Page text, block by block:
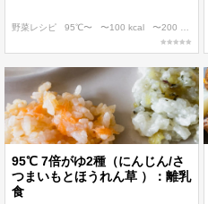
野菜レシピ 95℃〜 〜100 kcal 〜200 kcal
95℃ 7倍がゆ2種（にんじん/さ
つまいもとほうれん草 ）：離乳
食